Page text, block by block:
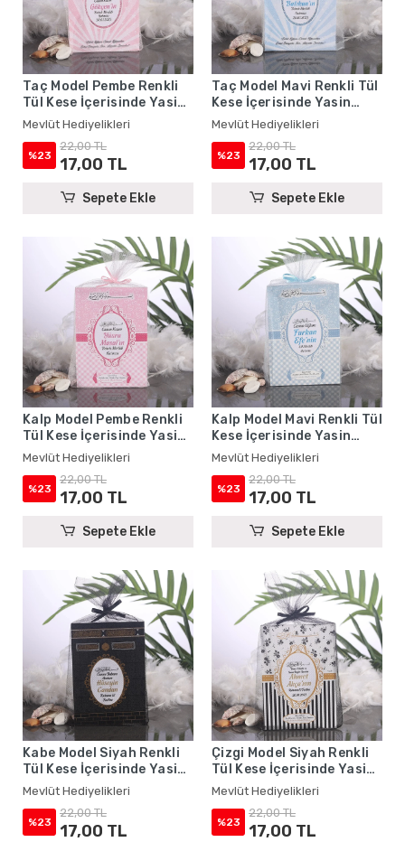
Taç Model Pembe Renkli
Tül Kese İçerisinde Yasin
Kitabı - Mevlüt
Hediyelikleri
Mevlüt Hediyelikleri
%23
22,00 TL
17,00 TL
Sepete Ekle
Taç Model Mavi Renkli Tül
Kese İçerisinde Yasin
Kitabı - Mevlüt
Hediyelikleri
Mevlüt Hediyelikleri
%23
22,00 TL
17,00 TL
Sepete Ekle
Kalp Model Pembe Renkli
Tül Kese İçerisinde Yasin
Kitabı - Mevlüt
Hediyelikleri
Mevlüt Hediyelikleri
%23
22,00 TL
17,00 TL
Sepete Ekle
Kalp Model Mavi Renkli Tül
Kese İçerisinde Yasin
Kitabı - Mevlüt
Hediyelikleri
Mevlüt Hediyelikleri
%23
22,00 TL
17,00 TL
Sepete Ekle
Kabe Model Siyah Renkli
Tül Kese İçerisinde Yasin
Kitabı - Mevlüt
Hediyelikleri
Mevlüt Hediyelikleri
%23
22,00 TL
17,00 TL
Çizgi Model Siyah Renkli
Tül Kese İçerisinde Yasin
Kitabı - Mevlüt
Hediyelikleri
Mevlüt Hediyelikleri
%23
22,00 TL
17,00 TL